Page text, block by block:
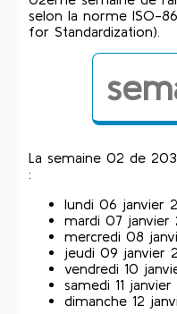
selon la norme ISO-
for Standardization).
La semaine 02 de
:
lundi 06 janvier
mardi 07 janvier
mercredi 08
jeudi 09 janvier
vendredi 10
samedi 11 janvier
dimanche 12